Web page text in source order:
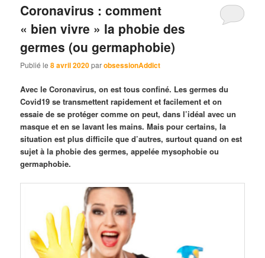
Coronavirus : comment
« bien vivre » la phobie des
germes (ou germaphobie)
Publié le8 avril 2020parobsessionAddict
Avec le Coronavirus, on est tous confiné. Les germes du
Covid19 se transmettent rapidement et facilement et on
essaie de se protéger comme on peut, dans l’idéal avec un
masque et en se lavant les mains. Mais pour certains, la
situation est plus difficile que d’autres, surtout quand on est
sujet à la phobie des germes, appelée mysophobie ou
germaphobie.